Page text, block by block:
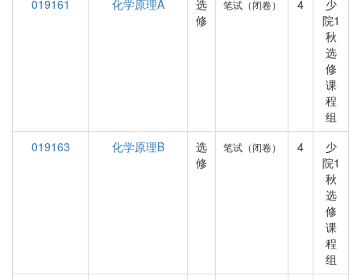
019161 化学原理A
选
修
笔试（闭卷） 4
少
院1
秋
选
修
课
程
组
019163
化学原理B
选
修
笔试（闭卷） 4
少
院1
秋
选
修
课
程
组